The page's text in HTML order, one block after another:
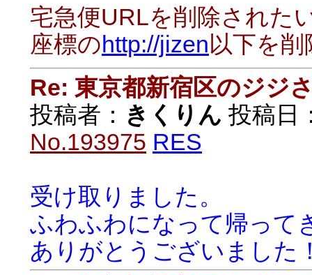
宅急便URLを削除された
座標のhttp://jizen以下を
Re: 東京都新宿区のジジ
投稿者： きくりん 投稿日
No.193975 RES
受け取りました。
ふわふわになって帰って
ありがとうございました